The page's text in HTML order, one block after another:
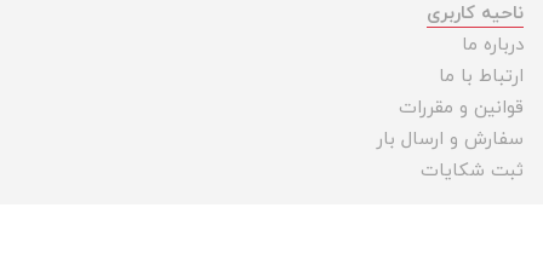
ناحیه کاربری
درباره ما
ارتباط با ما
قوانین و مقررات
سفارش و ارسال بار
ثبت شکایات